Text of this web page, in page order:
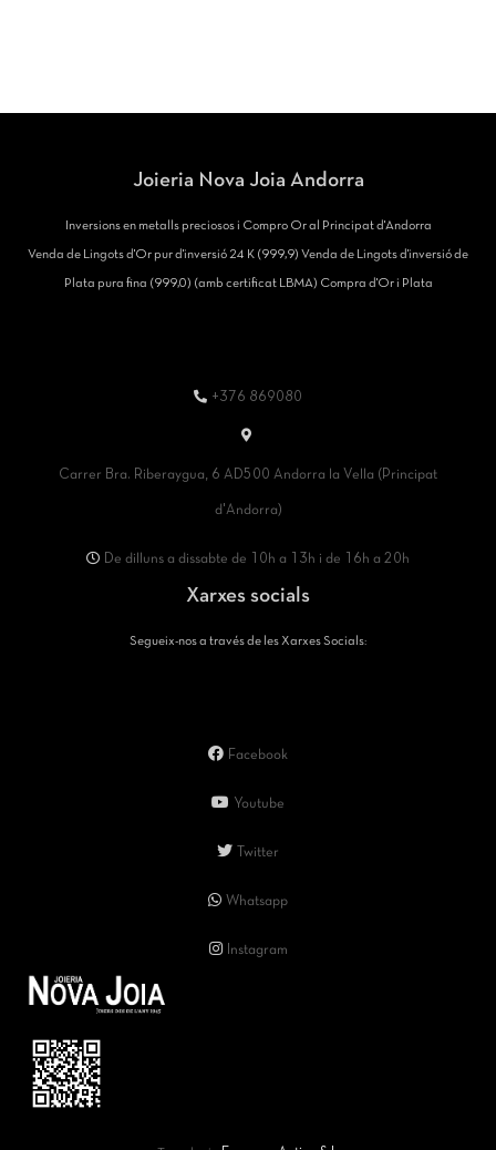
Joieria Nova Joia Andorra
Inversions en metalls preciosos i Compro Or al Principat d'Andorra
Venda de Lingots d'Or pur d'inversió 24 K (999,9) Venda de Lingots d'inversió de
Plata pura fina (999,0) (amb certificat LBMA) Compra d'Or i Plata
+376 869080
Carrer Bra. Riberaygua, 6 AD500 Andorra la Vella (Principat
d'Andorra)
De dilluns a dissabte de 10h a 13h i de 16h a 20h
Xarxes socials
Segueix-nos a través de les Xarxes Socials:
Facebook
Youtube
Twitter
Whatsapp
Instagram